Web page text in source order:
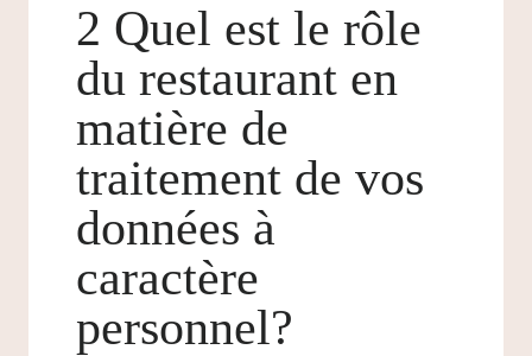
2 Quel est le rôle
du restaurant en
matière de
traitement de vos
données à
caractère
personnel?